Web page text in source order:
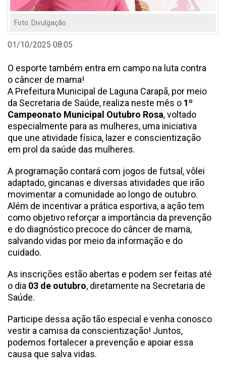
Foto: Divulgação
01/10/2025 08:05
O esporte também entra em campo na luta contra
o câncer de mama!
A Prefeitura Municipal de Laguna Carapã, por meio
da Secretaria de Saúde, realiza neste mês o 1º
Campeonato Municipal Outubro Rosa, voltado
especialmente para as mulheres, uma iniciativa
que une atividade física, lazer e conscientização
em prol da saúde das mulheres.
A programação contará com jogos de futsal, vôlei
adaptado, gincanas e diversas atividades que irão
movimentar a comunidade ao longo de outubro.
Além de incentivar a prática esportiva, a ação tem
como objetivo reforçar a importância da prevenção
e do diagnóstico precoce do câncer de mama,
salvando vidas por meio da informação e do
cuidado.
As inscrições estão abertas e podem ser feitas até
o dia 03 de outubro, diretamente na Secretaria de
Saúde.
Participe dessa ação tão especial e venha conosco
vestir a camisa da conscientização! Juntos,
podemos fortalecer a prevenção e apoiar essa
causa que salva vidas.